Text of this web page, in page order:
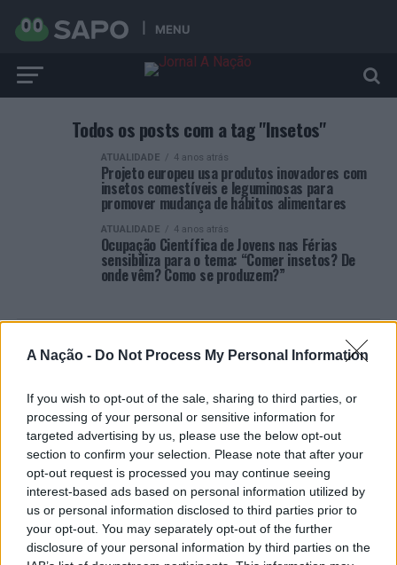
A Nação - Do Not Process My Personal Information
If you wish to opt-out of the sale, sharing to third parties, or
processing of your personal or sensitive information for
targeted advertising by us, please use the below opt-out
section to confirm your selection. Please note that after your
opt-out request is processed you may continue seeing
interest-based ads based on personal information utilized by
us or personal information disclosed to third parties prior to
your opt-out. You may separately opt-out of the further
disclosure of your personal information by third parties on the
MENU
Todos os posts com a tag "Insetos"
ATUALIDADE 4 anos atrás
Projeto europeu usa produtos inovadores com
insetos comestíveis e leguminosas para
promover mudança de hábitos alimentares
ATUALIDADE 4 anos atrás
Ocupação Científica de Jovens nas Férias
sensibiliza para o tema: “Comer insetos? De
onde vêm? Como se produzem?”
ARTIGOS RECENTES
“Millennium Estoril Open 2026” regressou ao circuito ATP
com vitória do francês Luca Van Assche
Castelo Branco: “Bienal Internacional de Artes e Ofícios”
promete afirmar artesanato, património e inovação como
“motores de desenvolvimento económico e cultural” do
município português